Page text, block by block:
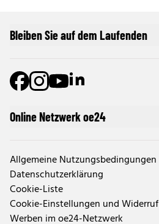
Online Netzwerk oe24
Allgemeine Nutzungsbedingungen
Datenschutzerklärung
Cookie-Liste
Cookie-Einstellungen und Widerruf
Werben im oe24-Netzwerk
Bleiben Sie auf dem Laufenden